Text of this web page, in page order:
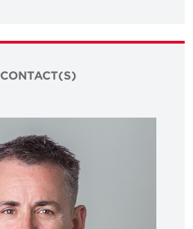
CONTACT(S)